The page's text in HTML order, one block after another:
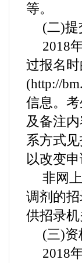
等。
(二)提
2018
过报名
(http://
信息。
及备注
系方式
以改变
非网
调剂的
供招录机
(三)资
2018